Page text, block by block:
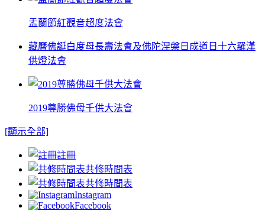
盂蘭節紅觀音超度法會
藏曆佛誕白度母長壽法會及佛陀涅槃日成道日十六羅漢
供燈法會
2019尊勝佛母千供大法會
[顯示全部]
註冊
共修時間表
共修時間表
Instagram
Facebook